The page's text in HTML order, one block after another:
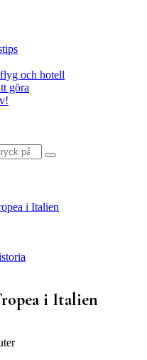
utflykter, guider och resetips för
och hotell
göra
i Italien
i Italien